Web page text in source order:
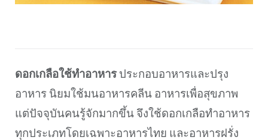
ดอกเกลือใช้ทำอาหารประกอบอาหารและปรุง
อาหาร นิยมใช้มนอาหารคลีน อาหารเพื่อสุขภาพ
แต่ปัจจุบันคนรู้จักมากขึ้น จึงใช้ดอกเกลือทำอาหาร
ทุกประเภทโดยเฉพาะอาหารไทย และอาหารฝรั่ง